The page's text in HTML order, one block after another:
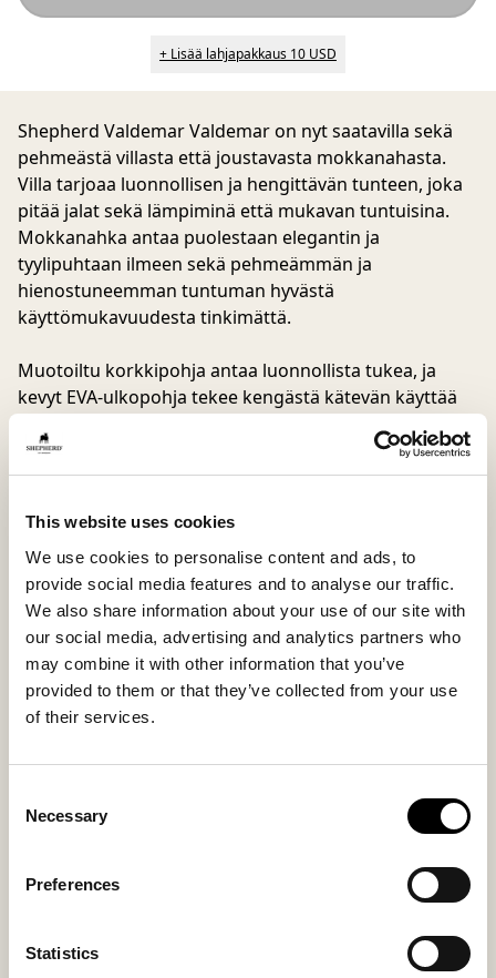
This website uses cookies
We use cookies to personalise content and ads, to
provide social media features and to analyse our traffic.
We also share information about your use of our site with
our social media, advertising and analytics partners who
may combine it with other information that you’ve
provided to them or that they’ve collected from your use
of their services.
Selection
Necessary
Preferences
Statistics
+ Lisää lahjapakkaus 10 USD
Shepherd ValdemarValdemar on nyt saatavilla sekä
pehmeästä villasta että joustavasta mokkanahasta.
Villa tarjoaa luonnollisen ja hengittävän tunteen, joka
pitää jalat sekä lämpiminä että mukavan tuntuisina.
Mokkanahka antaa puolestaan elegantin ja
tyylipuhtaan ilmeen sekä pehmeämmän ja
hienostuneemman tuntuman hyvästä
käyttömukavuudesta tinkimättä.
Muotoiltu korkkipohja antaa luonnollista tukea, ja
kevyt EVA-ulkopohja tekee kengästä kätevän käyttää
Suosittelemme valitsemaan pienemmän koon, jos olet
kahden koon välissä.
haluat sujauttaa jalkaan jotakin mukavaa mutta
tyylikästä. Se sopii täydellisesti niin hitaisiin aamuihin
kuin pikaisiin asiointireissuihin kaupungilla.
Microfiber lining
Päällismateriaali
Saatat pitää myös näistä